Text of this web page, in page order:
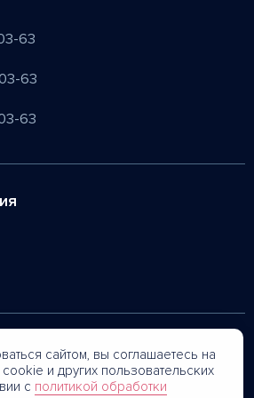
63
63
63
сайтом, вы соглашаетесь на
и других пользовательских
с политикой обработки